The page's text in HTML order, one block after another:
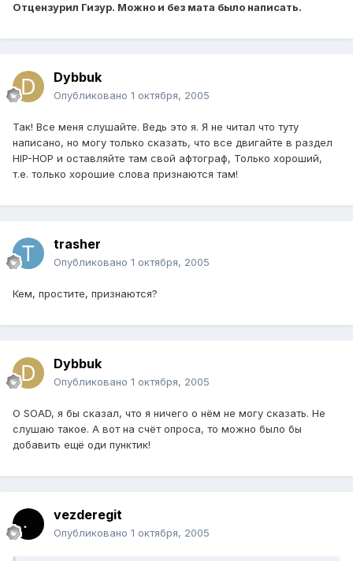
Отцензурил Гизур. Можно и без мата было написать.
Dybbuk
Опубликовано 1 октября, 2005
Так! Все меня слушайте. Ведь это я. Я не читал что туту
написано, но могу только сказать, что все двигайте в раздел
HIP-HOP и оставляйте там свой афтограф, Только хороший,
т.е. только хорошие слова признаются там!
trasher
Опубликовано 1 октября, 2005
Кем, простите, признаются?
Dybbuk
Опубликовано 1 октября, 2005
О SOAD, я бы сказал, что я ничего о нём не могу сказать. Не
слушаю такое. А вот на счёт опроса, то можно было бы
добавить ещё оди пунктик!
vezderegit
Опубликовано 1 октября, 2005